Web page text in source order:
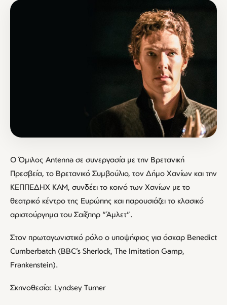
Ο Όμιλος Antenna σε συνεργασία με την Βρετανική
Πρεσβεία, το Βρετανικό Συμβούλιο, τον Δήμο Χανίων και την
ΚΕΠΠΕΔΗΧ ΚΑΜ, συνδέει το κοινό των Χανίων με το
θεατρικό κέντρο της Ευρώπης και παρουσιάζει το κλασικό
αριστούργημα του Σαίξπηρ “Άμλετ”.
Στον πρωταγωνιστικό ρόλο ο υποψήφιος για όσκαρ Benedict
Cumberbatch (BBC’s Sherlock, The Imitation Gamp,
Frankenstein).
Σκηνοθεσία: Lyndsey Turner